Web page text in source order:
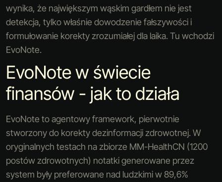
wynika, że największym wąskim gardłem nie jest
detekcja, tylko właśnie dowodzenie fałszywości i
formułowanie korekty zrozumiałej dla laika. Tu wchodzi
EvoNote.
EvoNote w świecie
finansów - jak to działa
EvoNote to agentowy framework, pierwotnie
stworzony do korekty dezinformacji zdrowotnej. W
oryginalnych testach na zbiorze MM-HealthCN (1200
postów zdrowotnych) notatki generowane przez
system były preferowane nad ludzkimi w 89,6%